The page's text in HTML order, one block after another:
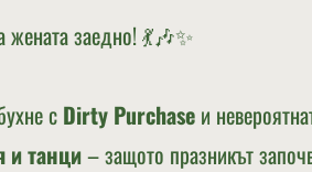
заедно! 💃🎶✨
с Dirty Purchase и
и танци– защото празникът